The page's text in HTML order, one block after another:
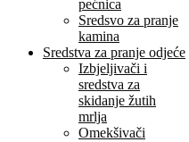
pećnica
Sredsvo za pranje
kamina
Sredstva za pranje odjeće
Izbjeljivači i
sredstva za
skidanje žutih
mrlja
Omekšivači